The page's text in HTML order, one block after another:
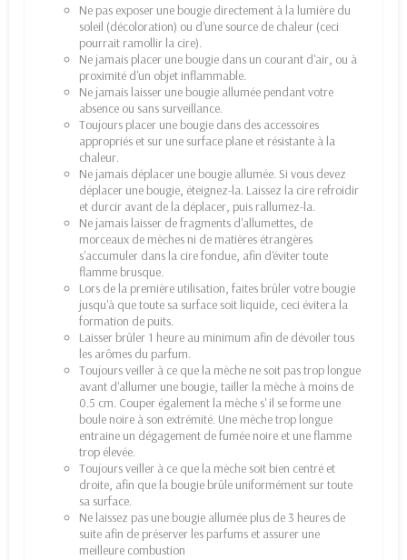
Ne pas exposer une bougie directement à la lumière du
soleil (décoloration) ou d'une source de chaleur (ceci
pourrait ramollir la cire).
Ne jamais placer une bougie dans un courant d'air, ou à
proximité d'un objet inflammable.
Ne jamais laisser une bougie allumée pendant votre
absence ou sans surveillance.
Toujours placer une bougie dans des accessoires
appropriés et sur une surface plane et résistante à la
chaleur.
Ne jamais déplacer une bougie allumée. Si vous devez
déplacer une bougie, éteignez-la. Laissez la cire refroidir
et durcir avant de la déplacer, puis rallumez-la.
Ne jamais laisser de fragments d'allumettes, de
morceaux de mèches ni de matières étrangères
s'accumuler dans la cire fondue, afin d'éviter toute
flamme brusque.
Lors de la première utilisation, faites brûler votre bougie
jusqu'à que toute sa surface soit liquide, ceci évitera la
formation de puits.
Laisser brûler 1 heure au minimum afin de dévoiler tous
les arômes du parfum.
Toujours veiller à ce que la mèche ne soit pas trop longue
avant d'allumer une bougie, tailler la mèche à moins de
0.5 cm. Couper également la mèche s' il se forme une
boule noire à son extrémité. Une mèche trop longue
entraine un dégagement de fumée noire et une flamme
trop élevée.
Toujours veiller à ce que la mèche soit bien centré et
droite, afin que la bougie brûle uniformément sur toute
sa surface.
Ne laissez pas une bougie allumée plus de 3 heures de
suite afin de préserver les parfums et assurer une
meilleure combustion